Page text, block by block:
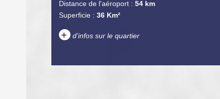
Distance de l'aéroport : 54 km
Superficie : 36 Km²
+ d'infos sur le quartier